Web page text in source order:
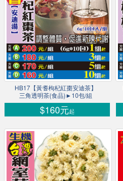
HB17【黃耆枸杞紅棗安迪茶】
三角透明茶(食品)►10包/組
$160元起